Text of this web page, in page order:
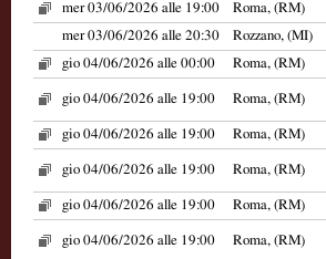
mer 03/06/2026 alle 19:00
Roma, (RM)
mer 03/06/2026 alle 20:30
Rozzano, (MI)
gio 04/06/2026 alle 00:00
Roma, (RM)
gio 04/06/2026 alle 19:00 Roma, (RM)
gio 04/06/2026 alle 19:00 Roma, (RM)
gio 04/06/2026 alle 19:00 Roma, (RM)
gio 04/06/2026 alle 19:00 Roma, (RM)
gio 04/06/2026 alle 19:00 Roma, (RM)